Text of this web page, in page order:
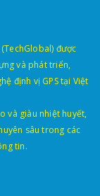
(TechGlobal) được
và phát triển,
định vị GPS tại Việt
và giàu nhiệt huyết,
sâu trong các
tin.